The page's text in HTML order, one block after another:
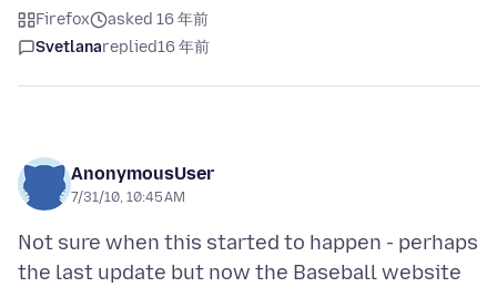
Firefox
asked 16 年前
Svetlanareplied16 年前
AnonymousUser
7/31/10, 10:45 AM
Not sure when this started to happen - perhaps
the last update but now the Baseball website